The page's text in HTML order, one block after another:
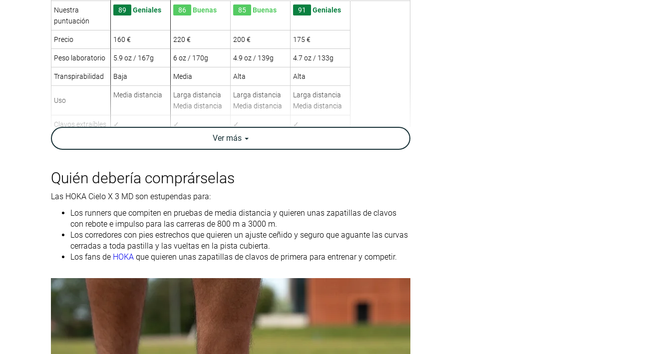
Nuestra
puntuación
89 Geniales 86 Buenas 85 Buenas 91 Geniales
Precio 160 € 220 € 200 € 175 €
Peso laboratorio 5.9 oz / 167g 6 oz / 170g 4.9 oz / 139g 4.7 oz / 133g
Transpirabilidad Baja Media Alta Alta
Uso
Media distancia
Larga distancia
Media distancia
Larga distancia
Media distancia
Larga distancia
Media distancia
Clavos extraíbles ✓ ✓ ✓ ✓
Anchura / ajuste Media
parte delantera
Talla
Media talla más
Tallan un poquito
Rigidez de la
mediasuela
Blanda Blanda Firme Equilibrada
lengüeta
Moderada
Rigidez torsional Moderadas Flexibles Flexibles
contrafuerte del
Flexibles Flexibles
Ver más
Quién debería comprárselas
Las HOKA Cielo X 3 MD son estupendas para:
Los runners que compiten en pruebas de media distancia y quieren unas zapatillas de clavos
con rebote e impulso para las carreras de 800 m a 3000 m.
Los corredores con pies estrechos que quieren un ajuste ceñido y seguro que aguante las curvas
cerradas a toda pastilla y las vueltas en la pista cubierta.
Los fans de HOKA que quieren unas zapatillas de clavos de primera para entrenar y competir.